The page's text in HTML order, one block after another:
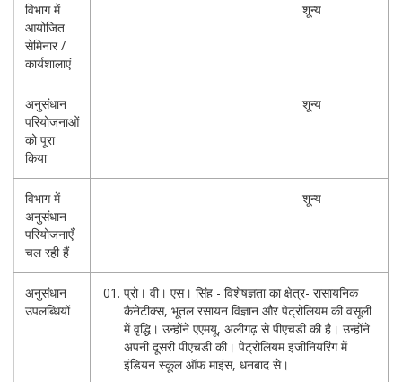
विभाग में
आयोजित
सेमिनार /
कार्यशालाएं
शून्य
अनुसंधान
परियोजनाओं
को पूरा
किया
शून्य
विभाग में
अनुसंधान
परियोजनाएँ
चल रही हैं
शून्य
अनुसंधान
उपलब्धियों
प्रो। वी। एस। सिंह - विशेषज्ञता का क्षेत्र- रासायनिक
कैनेटीक्स, भूतल रसायन विज्ञान और पेट्रोलियम की वसूली
में वृद्धि। उन्होंने एएमयू, अलीगढ़ से पीएचडी की है। उन्होंने
अपनी दूसरी पीएचडी की। पेट्रोलियम इंजीनियरिंग में
इंडियन स्कूल ऑफ माइंस, धनबाद से।